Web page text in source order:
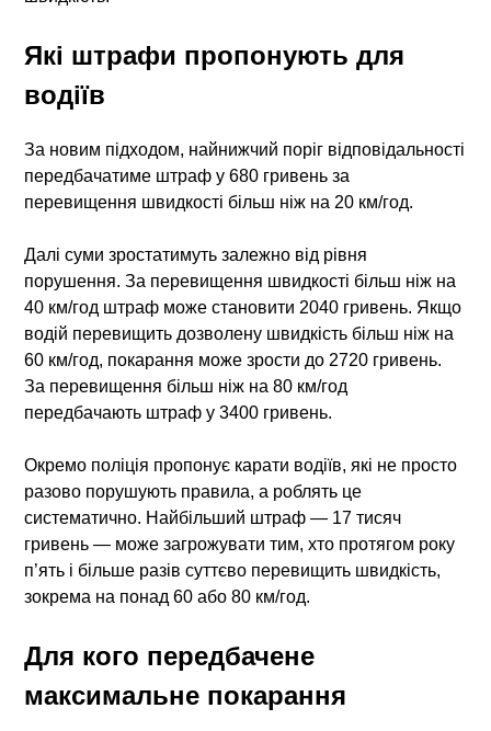
Які штрафи пропонують для
водіїв
За новим підходом, найнижчий поріг відповідальності
передбачатиме штраф у 680 гривень за
перевищення швидкості більш ніж на 20 км/год.
Далі суми зростатимуть залежно від рівня
порушення. За перевищення швидкості більш ніж на
40 км/год штраф може становити 2040 гривень. Якщо
водій перевищить дозволену швидкість більш ніж на
60 км/год, покарання може зрости до 2720 гривень.
За перевищення більш ніж на 80 км/год
передбачають штраф у 3400 гривень.
Окремо поліція пропонує карати водіїв, які не просто
разово порушують правила, а роблять це
систематично. Найбільший штраф — 17 тисяч
гривень — може загрожувати тим, хто протягом року
п’ять і більше разів суттєво перевищить швидкість,
зокрема на понад 60 або 80 км/год.
Для кого передбачене
максимальне покарання